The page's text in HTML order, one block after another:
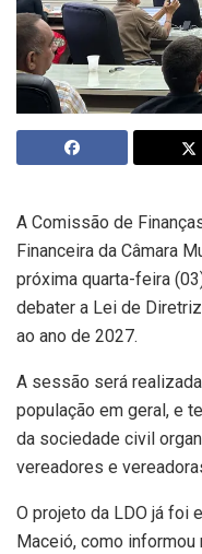
A Comissão de
Financeira da Câmara
próxima quarta-feira
debater a Lei de
ao ano de 2027.
A sessão será
população em geral, e
da sociedade civil
vereadores e
O projeto da LDO já foi
Maceió, como